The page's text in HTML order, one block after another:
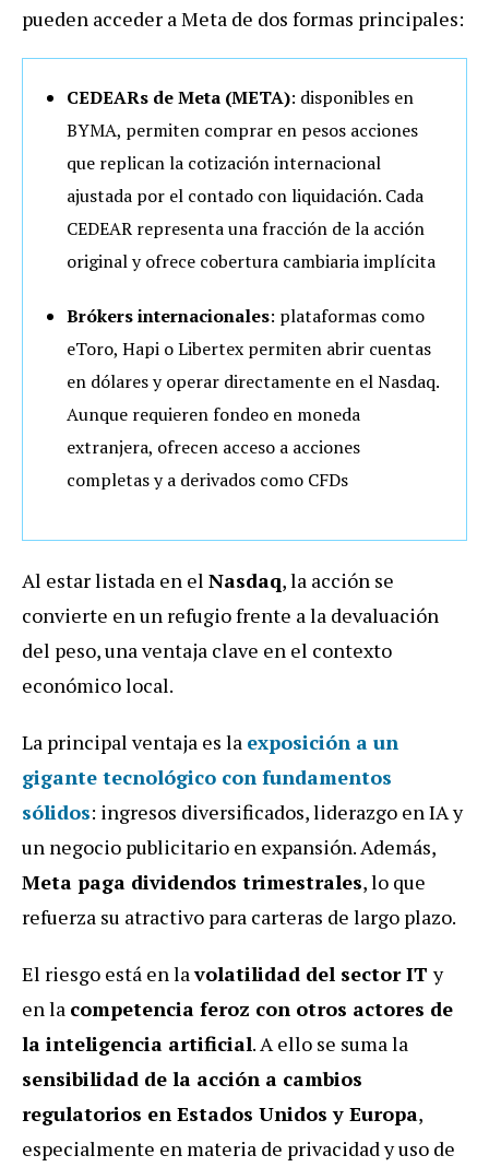
pueden acceder a Meta de dos formas principales:
CEDEARs de Meta (META): disponibles en
BYMA, permiten comprar en pesos acciones
que replican la cotización internacional
ajustada por el contado con liquidación. Cada
CEDEAR representa una fracción de la acción
original y ofrece cobertura cambiaria implícita
Brókers internacionales: plataformas como
eToro, Hapi o Libertex permiten abrir cuentas
en dólares y operar directamente en el Nasdaq.
Aunque requieren fondeo en moneda
extranjera, ofrecen acceso a acciones
completas y a derivados como CFDs
Al estar listada en el Nasdaq, la acción se
convierte en un refugio frente a la devaluación
del peso, una ventaja clave en el contexto
económico local.
La principal ventaja es la exposición a un
gigante tecnológico con fundamentos
sólidos: ingresos diversificados, liderazgo en IA y
un negocio publicitario en expansión. Además,
Meta paga dividendos trimestrales, lo que
refuerza su atractivo para carteras de largo plazo.
El riesgo está en lavolatilidad del sector ITy
en la competencia feroz con otros actores de
la inteligencia artificial. A ello se suma la
sensibilidad de la acción a cambios
regulatorios en Estados Unidos y Europa,
especialmente en materia de privacidad y uso de